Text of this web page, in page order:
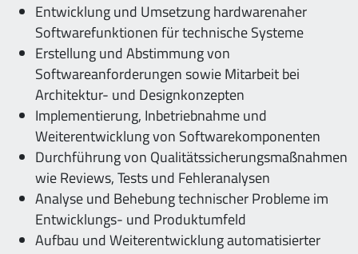
Entwicklung und Umsetzung hardwarenaher
Softwarefunktionen für technische Systeme
Erstellung und Abstimmung von
Softwareanforderungen sowie Mitarbeit bei
Architektur- und Designkonzepten
Implementierung, Inbetriebnahme und
Weiterentwicklung von Softwarekomponenten
Durchführung von Qualitätssicherungsmaßnahmen
wie Reviews, Tests und Fehleranalysen
Analyse und Behebung technischer Probleme im
Entwicklungs- und Produktumfeld
Aufbau und Weiterentwicklung automatisierter